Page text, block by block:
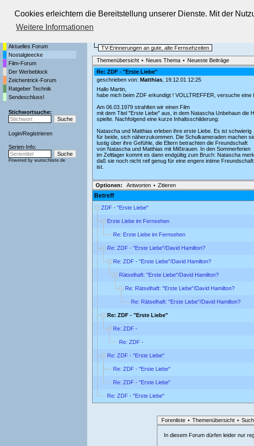
Cookies erleichtern die Bereitstellung unserer Dienste. Mit der
Weitere Informationen
Die Fernseh-Diskussionsforen von
Aktuelles Forum
Nostalgieecke
Film-Forum
Der Werbeblock
Zeichentrick-Forum
Ratgeber Technik
Sendeschluss!
Stichwortsuche:
Login/Registrieren
Serien-Info:
Powered by wunschliste.de
TV-Erinnerungen an gute, alte Fernsehzeiten
Themenübersicht • Neues Thema • Neueste Beiträge
Re: ZDF - "Erste Liebe"
geschrieben von: Matthias, 19.12.01 12:25
Hallo Martin,
habe mich beim ZDF erkundigt ! VOLLTREFFER, versuche eine
Am 06.03.1979 strahlten wir einen Film
mit dem Titel "Erste Liebe" aus, in dem Natascha Unbehaun die
spielte. Nachfolgend eine kurze Inhaltsschilderung:
Natascha und Matthias erleben ihre erste Liebe. Es ist schwierig
für beide, sich näherzukommen. Die Schulkameraden machen
lustig über ihre Gefühle, die Eltern betrachten die Freundschaft
von Natascha und Matthias mit Mißtrauen. In den Sommerferien
im Zeltlager kommt es dann endgültig zum Bruch: Natascha
daß sie noch nicht reif genug für eine engere intime Freundschaft
ist.
Optionen: Antworten • Zitieren
Betreff
ZDF - "Erste Liebe"
Erste Liebe im Fernsehen
Re: Erste Liebe im Fernsehen
Re: ZDF - "Erste Liebe"/David Hamilton?
Re: ZDF - "Erste Liebe"/David Hamilton?
Rätselhaft: "Erste Liebe"/David Hamilton?
Re: Rätselhaft: "Erste Liebe"/David Hamilton?
Re: Rätselhaft: "Erste Liebe"/David Hamilton?
Re: ZDF - "Erste Liebe"
Re: ZDF -
Re: ZDF -
Re: ZDF - "Erste Liebe"
Re: ZDF - "Erste Liebe"
Re: ZDF - "Erste Liebe"
Re: ZDF - "Erste Liebe"
Forenliste • Themenübersicht •
In diesem Forum dürfen leider nur